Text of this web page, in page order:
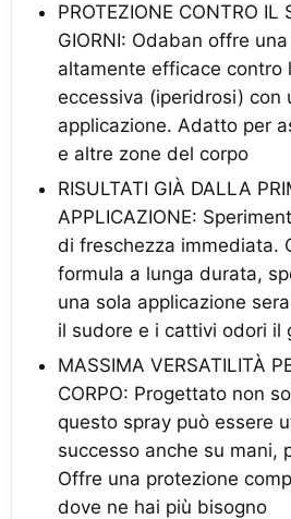
PROTEZIONE CONTRO IL
GIORNI: Odaban offre
altamente efficace contro
eccessiva (iperidrosi) con
applicazione. Adatto per
e altre zone del corpo
RISULTATI GIÀ DALLA
APPLICAZIONE:
di freschezza immediata.
formula a lunga durata,
una sola applicazione
il sudore e i cattivi odori il
MASSIMA VERSATILITÀ
CORPO: Progettato non
questo spray può essere
successo anche su mani,
Offre una protezione
dove ne hai più bisogno